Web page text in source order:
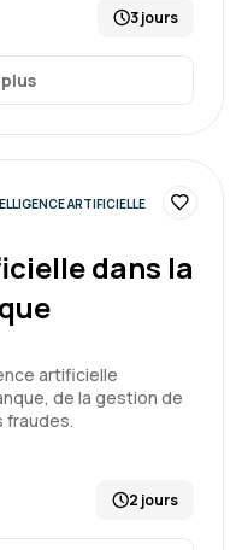
l'art
5
exemples et de la
vision large sur l'IA
ses usages, ...
de l'art
3 jours
ARTIFICIELLE
dans la
artificielle
de la gestion de
fraudes.
2 jours